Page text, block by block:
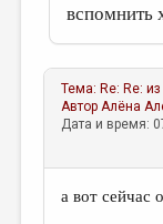
вспомнить
Тема: Re: Re:
АвторАлёна
Дата и время:
а вот сейчас